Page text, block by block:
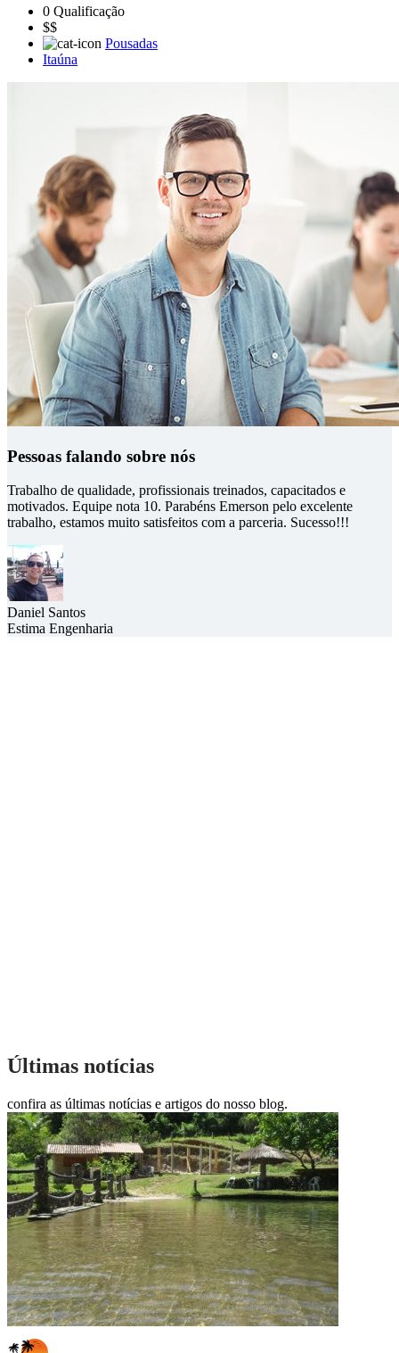
0 Qualificação
$$
Pousadas
Itaúna
Pessoas falando sobre nós
Trabalho de qualidade, profissionais treinados, capacitados e
motivados. Equipe nota 10. Parabéns Emerson pelo excelente
trabalho, estamos muito satisfeitos com a parceria. Sucesso!!!
Daniel Santos
Estima Engenharia
Últimas notícias
confira as últimas notícias e artigos do nosso blog.